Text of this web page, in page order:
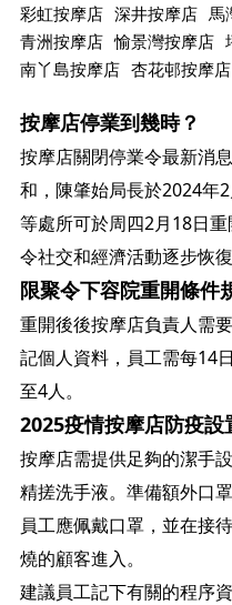
彩虹按摩店 深井按摩店 馬
青洲按摩店 愉景灣按摩店
南丫島按摩店 杏花邨按摩店
按摩店停業到幾時？
按摩店關閉停業令最新消
和，陳肇始局長於2024年
等處所可於周四2月18日
令社交和經濟活動逐步恢復
限聚令下容院重開條件
重開後後按摩店負責人需
記個人資料，員工需每14
至4人。
2025疫情按摩店防疫設
按摩店需提供足夠的潔手
精搓洗手液。準備額外口
員工應佩戴口罩，並在接
燒的顧客進入。
建議員工記下有關的程序